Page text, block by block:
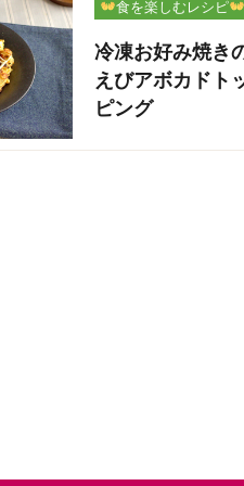
食を楽しむレシピ
冷凍お好み焼き
えびアボカドト
ピング